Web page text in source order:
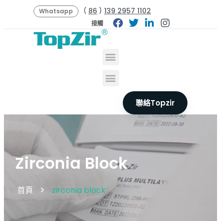
Whatsapp ( 86 ) 139 2957 1102
接觸
聯絡Topzir
Zirconia Block
首頁 zirconia block